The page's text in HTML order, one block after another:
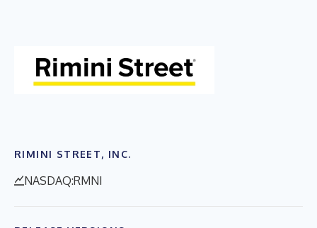
RIMINI STREET, INC.
NASDAQ:RMNI